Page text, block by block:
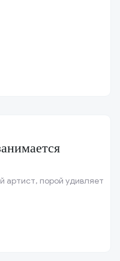
артист, порой удивляет